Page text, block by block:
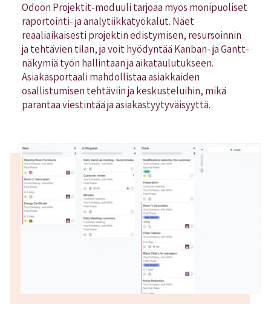
Odoon Projektit-moduuli tarjoaa myös monipuoliset
raportointi- ja analytiikkatyökalut. Näet
reaaliaikaisesti projektin edistymisen, resursoinnin
ja tehtävien tilan, ja voit hyödyntää Kanban- ja Gantt-
näkymiä työn hallintaan ja aikataulutukseen.
Asiakasportaali mahdollistaa asiakkaiden
osallistumisen tehtäviin ja keskusteluihin, mikä
parantaa viestintää ja asiakastyytyväisyyttä.